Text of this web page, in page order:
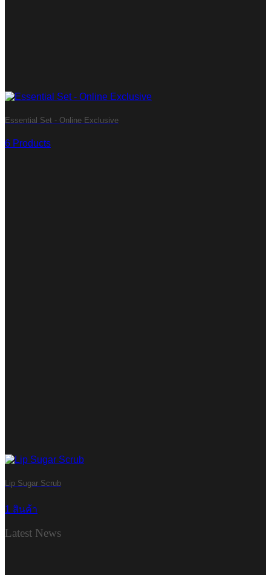
Essential Set - Online Exclusive
6 Products
Lip Sugar Scrub
1 สินค้า
Latest News